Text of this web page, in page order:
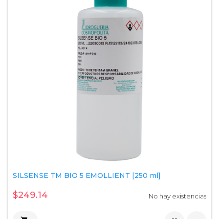
SILSENSE TM BIO 5 EMOLLIENT [250 ml]
$249.14 No hay existencias